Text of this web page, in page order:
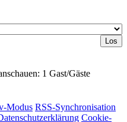
1 Gast/Gäste
Modus RSS-Synchronisation
Cookie-